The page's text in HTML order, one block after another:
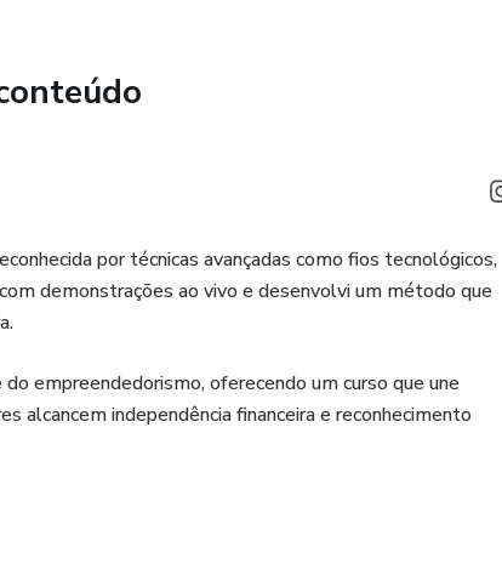
por técnicas avançadas como fios tecnológicos,
demonstrações ao vivo e desenvolvi um método que
empreendedorismo, oferecendo um curso que une
alcancem independência financeira e reconhecimento